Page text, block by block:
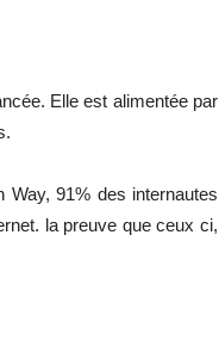
Elle est alimentée par
Way, 91% des internautes
la preuve que ceux ci,